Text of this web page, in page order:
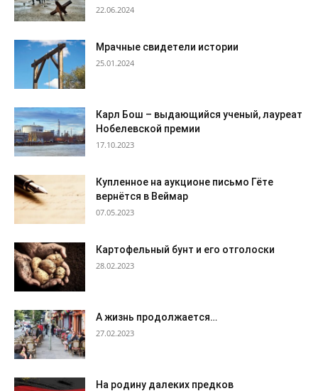
22.06.2024
Мрачные свидетели истории
25.01.2024
Карл Бош – выдающийся ученый, лауреат
Нобелевской премии
17.10.2023
Купленное на аукционе письмо Гёте
вернётся в Веймар
07.05.2023
Картофельный бунт и его отголоски
28.02.2023
А жизнь продолжается…
27.02.2023
На родину далеких предков